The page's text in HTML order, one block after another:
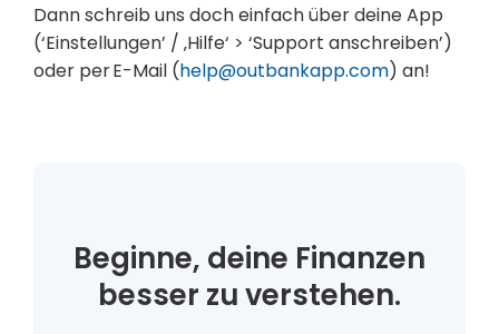
Dann schreib uns doch einfach über deine App
(‘Einstellungen’ / ‚Hilfe‘ > ‘Support anschreiben’)
oder per E-Mail (help@outbankapp.com) an!
Beginne, deine Finanzen
besser zu verstehen.